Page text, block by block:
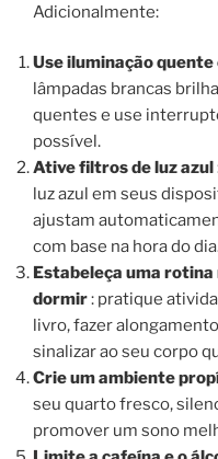
Adicionalmente:
Use iluminação
lâmpadas brancas
quentes e use
possível.
Ative filtros de luz azul
luz azul em seus
ajustam
com base na hora do
Estabeleça uma
dormir: pratique
livro, fazer
sinalizar ao seu corpo
Crie um ambiente
seu quarto fresco,
promover um sono